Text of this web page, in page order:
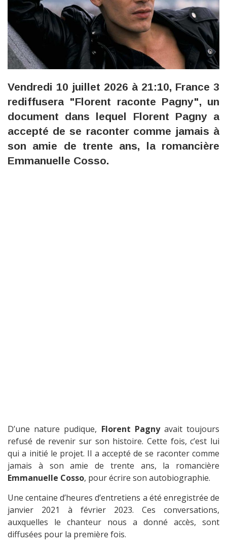
Vendredi 10 juillet 2026 à 21:10, France 3
rediffusera "Florent raconte Pagny", un
document dans lequel Florent Pagny a
accepté de se raconter comme jamais à
son amie de trente ans, la romancière
Emmanuelle Cosso.
D’une nature pudique, Florent Pagnyavait toujours
refusé de revenir sur son histoire. Cette fois, c’est lui
qui a initié le projet. Il a accepté de se raconter comme
jamais à son amie de trente ans, la romancière
Emmanuelle Cosso, pour écrire son autobiographie.
Une centaine d’heures d’entretiens a été enregistrée de
janvier 2021 à février 2023. Ces conversations,
auxquelles le chanteur nous a donné accès, sont
diffusées pour la première fois.